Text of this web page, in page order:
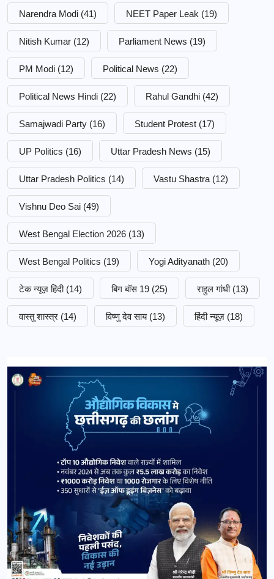
Narendra Modi (41) NEET Paper Leak (19)
Nitish Kumar (12) Parliament News (19)
PM Modi (12) Political News (22)
Political News Hindi (22) Rahul Gandhi (42)
Samajwadi Party (16) Student Protest (17)
UP Politics (16) Uttar Pradesh News (15)
Uttar Pradesh Politics (14) Vastu Shastra (12)
Vishnu Deo Sai (49)
West Bengal Election 2026 (13)
West Bengal Politics (19) Yogi Adityanath (20)
टेक न्यूज़ हिंदी (14) बिग बॉस 19 (25) राहुल गांधी (13)
वास्तु शास्त्र (14) विष्णु देव साय (13) हिंदी न्यूज़ (18)